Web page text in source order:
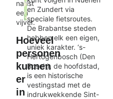
naast
een
vijver.
Hoeveel
personen
kunnen
er
in
Exit map
en Zundert via
speciale fietsroutes.
De Brabantse steden
hebben elk een eigen,
uniek karakter. ‘s-
Hertogenbosch (Den
Bosch), de hoofdstad,
is een historische
vestingstad met de
indrukwekkende Sint-